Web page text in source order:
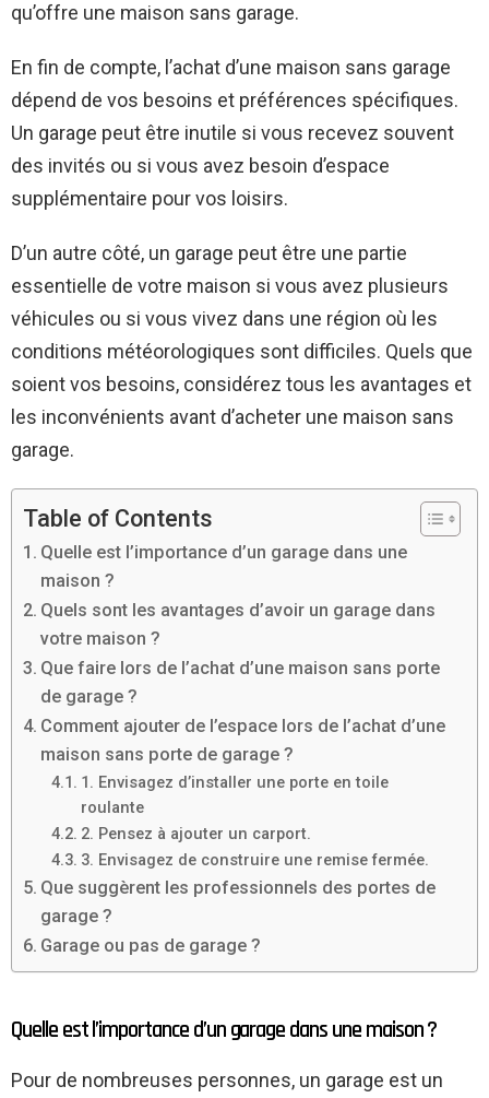
qu’offre une maison sans garage.
En fin de compte, l’achat d’une maison sans garage
dépend de vos besoins et préférences spécifiques.
Un garage peut être inutile si vous recevez souvent
des invités ou si vous avez besoin d’espace
supplémentaire pour vos loisirs.
D’un autre côté, un garage peut être une partie
essentielle de votre maison si vous avez plusieurs
véhicules ou si vous vivez dans une région où les
conditions météorologiques sont difficiles. Quels que
soient vos besoins, considérez tous les avantages et
les inconvénients avant d’acheter une maison sans
garage.
Table of Contents
Quelle est l’importance d’un garage dans une
maison ?
Quels sont les avantages d’avoir un garage dans
votre maison ?
Que faire lors de l’achat d’une maison sans porte
de garage ?
Comment ajouter de l’espace lors de l’achat d’une
maison sans porte de garage ?
1. Envisagez d’installer une porte en toile
roulante
2. Pensez à ajouter un carport.
3. Envisagez de construire une remise fermée.
Que suggèrent les professionnels des portes de
garage ?
Garage ou pas de garage ?
Quelle est l’importance d’un garage dans une maison ?
Pour de nombreuses personnes, un garage est un